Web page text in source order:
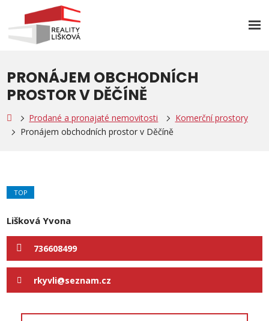
PRONÁJEM OBCHODNÍCH
PROSTOR V DĚČÍNĚ
Prodané a pronajaté nemovitosti
Komerční prostory
Pronájem obchodních prostor v Děčíně
TOP
Lišková Yvona
736608499
rkyvli@seznam.cz